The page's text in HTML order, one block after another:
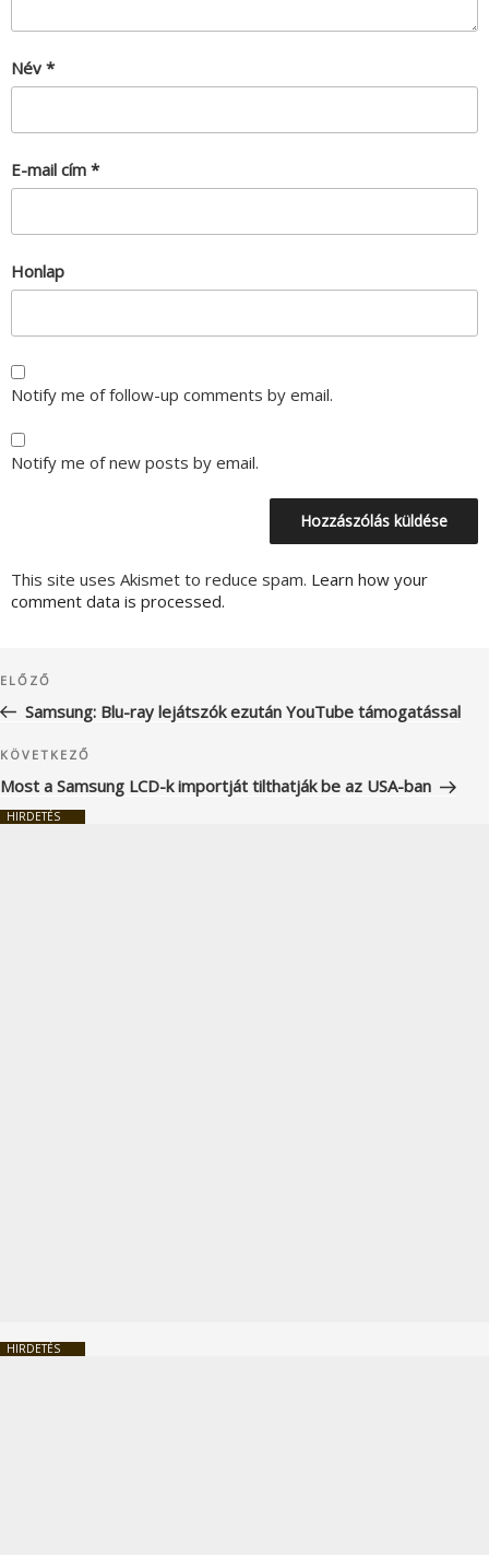
Név *
E-mail cím *
Honlap
Notify me of follow-up comments by email.
Notify me of new posts by email.
This site uses Akismet to reduce spam. Learn how your
comment data is processed.
navigáció
Korábbi
bejegyzés
ELŐZŐ
Samsung: Blu-ray lejátszók ezután YouTube támogatással
Következő
bejegyzés
KÖVETKEZŐ
Most a Samsung LCD-k importját tilthatják be az USA-ban
HIRDETÉS
HIRDETÉS